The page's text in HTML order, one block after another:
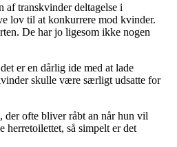
af transkvinder deltagelse i
lov til at konkurrere mod kvinder.
De har jo ligesom ikke nogen
er en dårlig ide med at lade
skulle være særligt udsatte for
der ofte bliver råbt an når hun vil
så simpelt er det